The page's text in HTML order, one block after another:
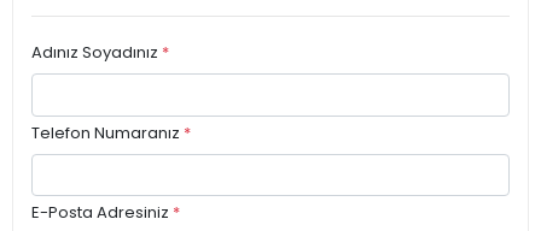
Adınız Soyadınız *
Telefon Numaranız *
E-Posta Adresiniz *